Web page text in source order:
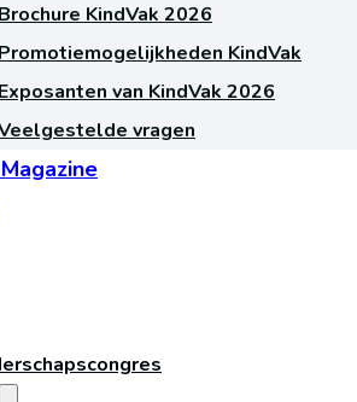
Brochure KindVak 2026
Promotiemogelijkheden KindVak
Exposanten van KindVak 2026
vragen